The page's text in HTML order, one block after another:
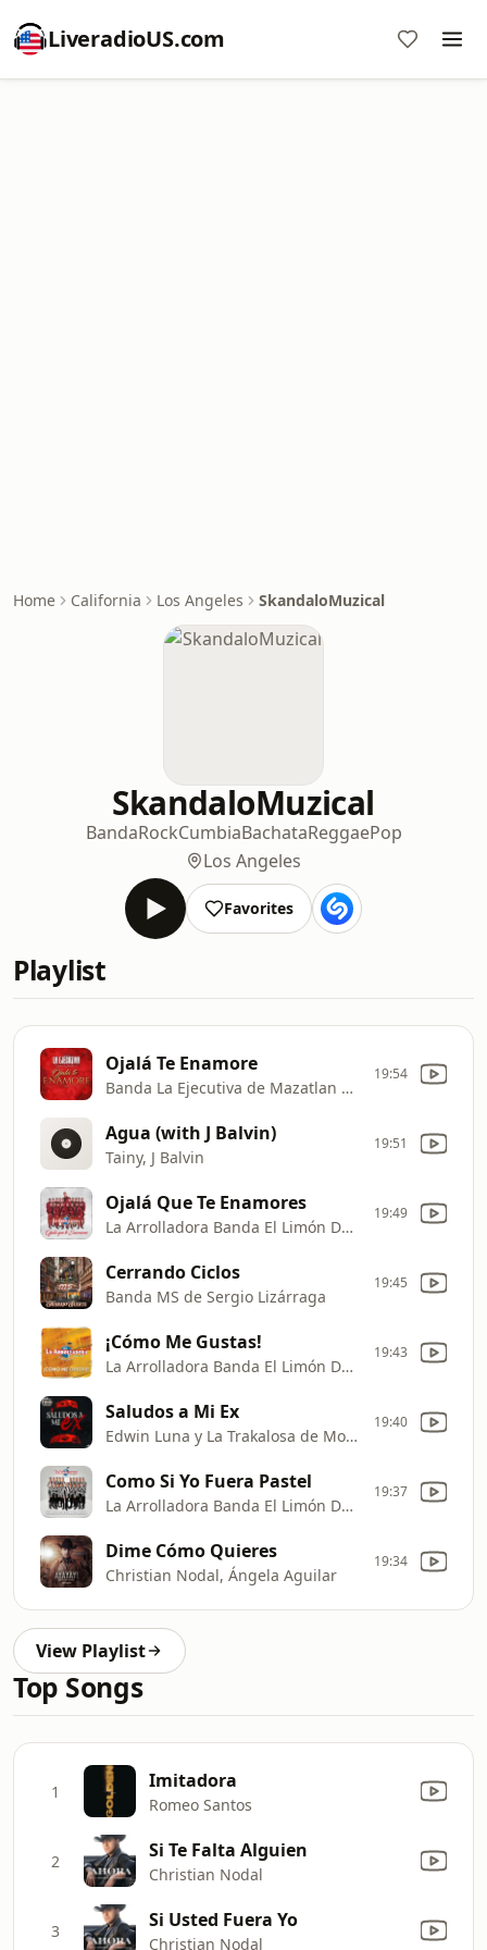
LiveradioUS.com
Home California Los Angeles SkandaloMuzical
SkandaloMuzical
BandaRockCumbiaBachataReggaePop
Los Angeles
Favorites
Playlist
Ojalá Te Enamore
Banda La Ejecutiva de Mazatlan Sinaloa
19:54
Agua (with J Balvin)
Tainy, J Balvin
19:51
Ojalá Que Te Enamores
La Arrolladora Banda El Limón De Rene Camacho
19:49
Cerrando Ciclos
Banda MS de Sergio Lizárraga
19:45
¡Cómo Me Gustas!
La Arrolladora Banda El Limón De Rene Camacho
19:43
Saludos a Mi Ex
Edwin Luna y La Trakalosa de Monterrey
19:40
Como Si Yo Fuera Pastel
La Arrolladora Banda El Limón De Rene Camacho
19:37
Dime Cómo Quieres
Christian Nodal, Ángela Aguilar
19:34
View Playlist
Top Songs
1 Imitadora
Romeo Santos
2 Si Te Falta Alguien
Christian Nodal
3 Si Usted Fuera Yo
Christian Nodal